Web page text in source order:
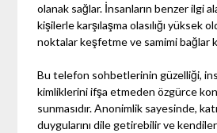
olanak sağlar. İnsanların benzer ilgi
kişilerle karşılaşma olasılığı yüksek
noktalar keşfetme ve samimi bağlar
Bu telefon sohbetlerinin güzelliği,
kimliklerini ifşa etmeden özgürce
sunmasıdır. Anonimlik sayesinde,
duygularını dile getirebilir ve